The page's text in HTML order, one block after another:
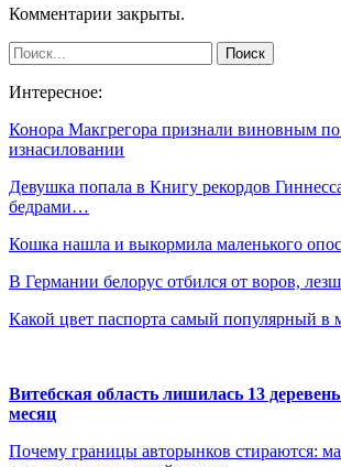
Комментарии закрыты.
Интересное:
Конора Макгрегора признали виновным по
изнасиловании
Девушка попала в Книгу рекордов
бедрами…
Кошка нашла и выкормила маленького
В Германии белорус отбился от воров,
Какой цвет паспорта самый популярный в
Витебская область лишилась 13
месяц
Почему границы авторынков стираются: